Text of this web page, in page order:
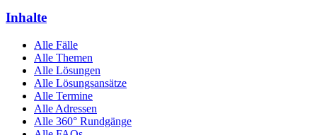
Inhalte
Alle Fälle
Alle Themen
Alle Lösungen
Alle Lösungsansätze
Alle Termine
Alle Adressen
Alle 360° Rundgänge